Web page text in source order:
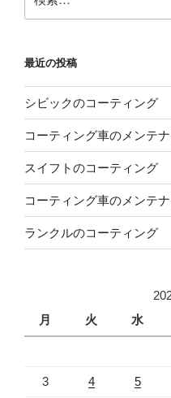
索:
最近の投稿
シビックのコーティング
コーティング車のメンテ
スイフトのコーティング
コーティング車のメンテ
ランクルのコーティング
月
火 水
3 4 5